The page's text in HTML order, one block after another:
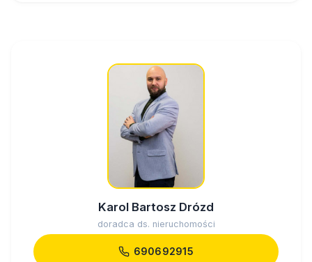
Karol Bartosz Drózd
doradca ds. nieruchomości
690692915